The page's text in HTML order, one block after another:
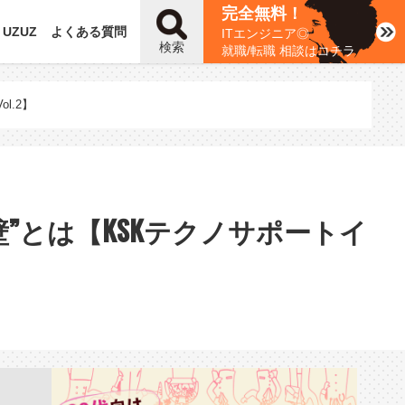
UZUZ
よくある質問
検索
完全無料！
ITエンジニア◎
就職/転職 相談はコチラ
】
は【KSKテクノサポートイ